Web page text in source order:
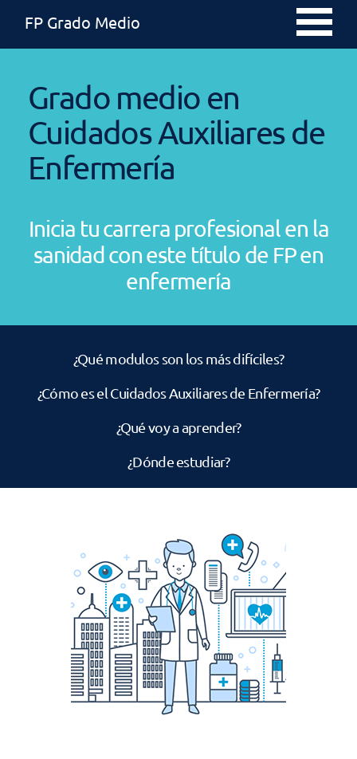
FP Grado Medio
Grado medio en
Cuidados Auxiliares de
Enfermería
Inicia tu carrera profesional en la
sanidad con este título de FP en
enfermería
¿Qué modulos son los más difíciles?
¿Cómo es el Cuidados Auxiliares de Enfermería?
¿Qué voy a aprender?
¿Dónde estudiar?